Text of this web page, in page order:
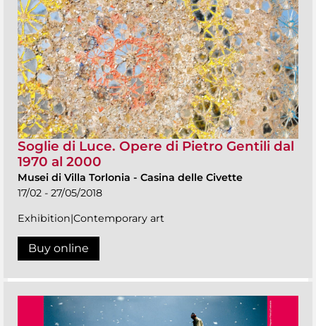
Soglie di Luce. Opere di Pietro Gentili dal
1970 al 2000
Musei di Villa Torlonia - Casina delle Civette
17/02 - 27/05/2018
Exhibition|Contemporary art
Buy online